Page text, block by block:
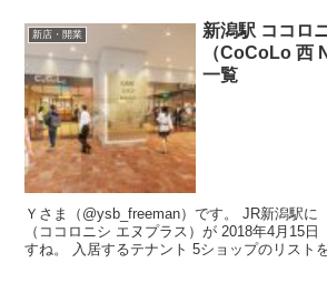
新店・開業
新潟駅 ココロ
（CoCoLo 西
一覧
Ｙさま（@ysb_freeman）です。 JR新潟駅に 「CoCoLo 西 N＋」
（ココロニシ エヌプラス）が 2018年4月15日
すね。 入居するテナント 5ショップのリス